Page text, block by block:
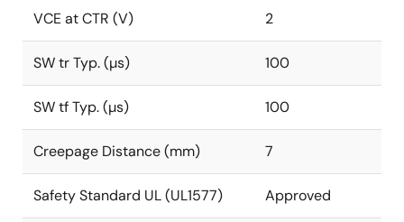
VCE at CTR (V) 2
SW tr Typ. (µs) 100
SW tf Typ. (µs) 100
Creepage Distance (mm) 7
Safety Standard UL (UL1577) Approved